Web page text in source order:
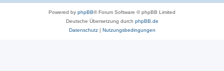
Powered by phpBB® Forum Software © phpBB Limited
Deutsche Übersetzung durch phpBB.de
Datenschutz| Nutzungsbedingungen